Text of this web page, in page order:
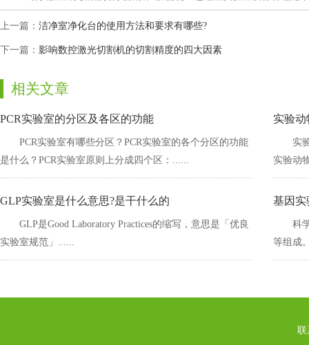
上一篇： 洁净室净化台的使用方法和要求有哪些?
下一篇： 影响数控激光切割机的切割精度的四大因素
相关文章
PCR实验室的分区及各区的功能
PCR实验室有哪些分区？PCR实验室的各个分区的功能
是什么？PCR实验室原则上分成四个区：......
实验
实
实验动
GLP实验室是什么意思?是干什么的
GLP是Good Laboratory Practices的缩写，意思是「优良
实验室规范」......
基因实
科
等组成
联